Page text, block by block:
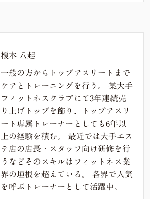
榎本 八起
一般の方からトップアスリートまで
ケアとトレーニングを行う。 某大手
フィットネスクラブにて3年連続売
り上げトップを飾り、トップアスリ
ート専属トレーナーとしても6年以
上の経験を積む。 最近では大手エス
テ店の店長・スタッフ向け研修を行
うなどそのスキルはフィットネス業
界の垣根を超えている。 各界で人気
を呼ぶトレーナーとして活躍中。